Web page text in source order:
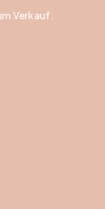
Verkauf.